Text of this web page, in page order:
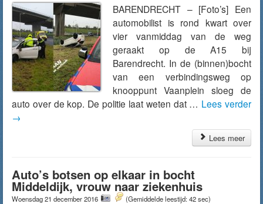
BARENDRECHT – [Foto’s] Een
automobilist is rond kwart over
vier vanmiddag van de weg
geraakt op de A15 bij
Barendrecht. In de (binnen)bocht
van een verbindingsweg op
knooppunt Vaanplein sloeg de
auto over de kop. De politie laat weten dat … Lees verder
→
Lees meer
Auto’s botsen op elkaar in bocht
Middeldijk, vrouw naar ziekenhuis
Woensdag 21 december 2016 (Gemiddelde leestijd: 42 sec)